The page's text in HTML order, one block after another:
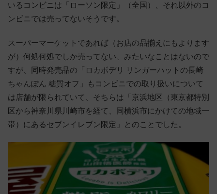
いるコンビニは「ローソン限定」（全国）、それ以外のコ
ンビニでは売ってないそうです。
スーパーマーケットであれば（お店の品揃えにもよります
が）何処何処でしか売ってない、みたいなことはないので
すが、同時発売品の「ロカボデリ リンガーハットの長崎
ちゃんぽん 糖質オフ」もコンビニでの取り扱いについて
は店舗が限られていて、そちらは「京浜地区（東京都特別
区から神奈川県川崎市を経て、同横浜市にかけての地域一
帯）にあるセブンイレブン限定」とのことでした。